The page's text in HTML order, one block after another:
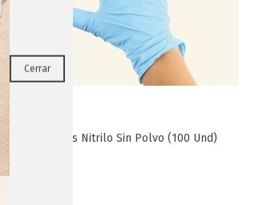
Favorito
Guantes Nitrilo Sin Polvo (100 Und)
Cerrar